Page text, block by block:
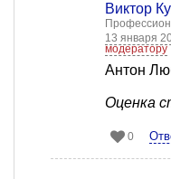
Виктор
13 января
модератору
Антон
Оценка
0